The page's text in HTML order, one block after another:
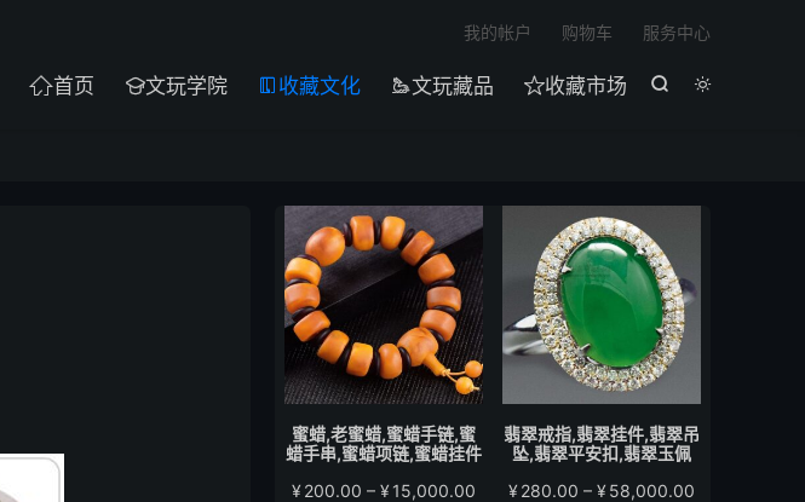


首页 文玩学院  收藏文化 文玩藏品 收藏市场
我的帐户 购物车 服务中心
蜜蜡,老蜜蜡,蜜蜡手链,蜜
蜡手串,蜜蜡项链,蜜蜡挂件
¥200.00 – ¥15,000.00
翡翠戒指,翡翠挂件,翡翠吊
坠,翡翠平安扣,翡翠玉佩
¥280.00 – ¥58,000.00